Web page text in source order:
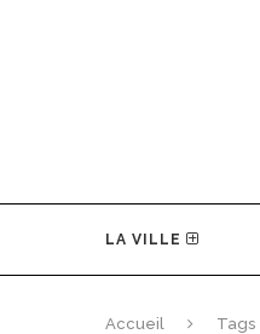
LA VILLE
Accueil Tags